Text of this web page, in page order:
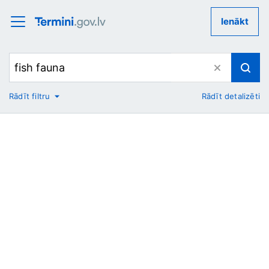
Ienākt
No
Rādīt filtru Rādīt detalizēti